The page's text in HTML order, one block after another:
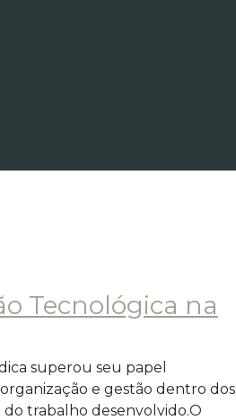
Tecnológica na
superou seu papel
e gestão dentro dos
trabalho desenvolvido.O